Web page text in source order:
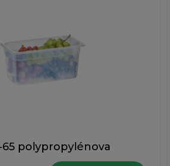
65 polypropylénova